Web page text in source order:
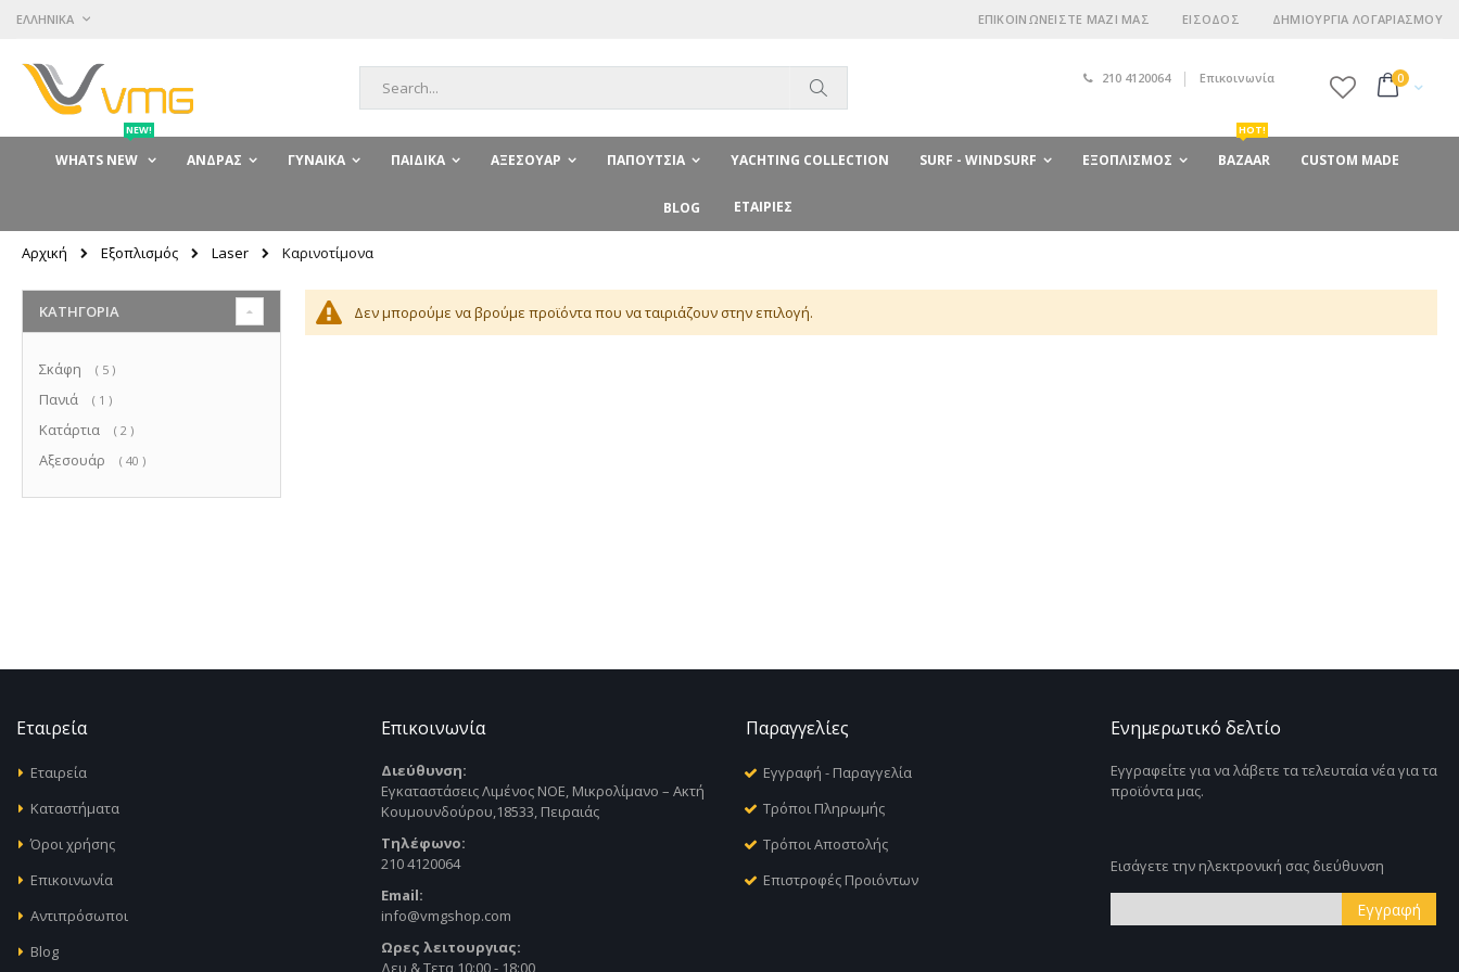
Μετάβαση
περιεχόμενο
ΓΛΏΣΣΑ
ΕΛΛΗΝΙΚΆ ΕΠΙΚΟΙΝΩΝΕΊΣΤΕ ΜΑΖΊ ΜΑΣ ΕΊΣΟΔΟΣ ΔΗΜΙΟΥΡΓΊΑ ΛΟΓΑΡΙΑΣΜΟΎ
Cart
0στοιχεία
210 4120064 Επικοινωνία
WHATS NEW
NEW!
ΆΝΔΡΑΣ ΓΥΝΑΊΚΑ ΠΑΙΔΙΚΆ ΑΞΕΣΟΥΆΡ ΠΑΠΟΎΤΣΙΑ YACHTING COLLECTION SURF - WINDSURF ΕΞΟΠΛΙΣΜΌΣ BAZAAR
HOT!
CUSTOM MADE
BLOG ΕΤΑΙΡΊΕΣ
Αρχική Εξοπλισμός Laser Καρινοτίμονα
Δεν μπορούμε να βρούμε προϊόντα που να ταιριάζουν στην επιλογή.
ΚΑΤΗΓΟΡΊΑ
Σκάφη 5 στοιχεία
Πανιά 1 στοιχείο
Κατάρτια 2 στοιχεία
Αξεσουάρ 40 στοιχεία
Εταιρεία
Εταιρεία
Καταστήματα
Όροι χρήσης
Επικοινωνία
Αντιπρόσωποι
Blog
Επικοινωνία
Διεύθυνση:
Εγκαταστάσεις Λιμένος ΝΟΕ, Μικρολίμανο – Ακτή
Κουμουνδούρου,18533, Πειραιάς
Τηλέφωνο:
210 4120064
Email:
info@vmgshop.com
Ωρες λειτουργιας:
Δευ & Τετα 10:00 - 18:00
Παραγγελίες
Εγγραφή - Παραγγελία
Τρόποι Πληρωμής
Τρόποι Αποστολής
Επιστροφές Προιόντων
Ενημερωτικό δελτίο
Εγγραφείτε για να λάβετε τα τελευταία νέα για τα
προϊόντα μας.
Εισάγετε την ηλεκτρονική σας διεύθυνση
Εγγραφή